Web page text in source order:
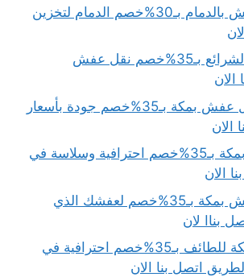
شركة تخزين عفش بالدمام بـ30%خصم الدمام لتخزين
نقل عفش مكة الشرائع بـ35%خصم نقل عفش
الان
ارخص شركة نقل عفش بمكة بـ35%خصم جودة بأسعار
الان
شركة نقل اثاث بمكة بـ35%خصم احترافية وسلاسة في
الان
شركة تخزين عفش بمكة بـ35%خصم لعفشك الذي
بناا لان
نقل عفش من مكة للطائف بـ35%خصم احترافية في
اتصل بنا الان